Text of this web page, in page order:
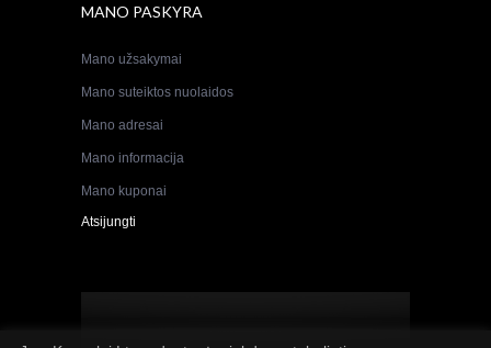
MANO PASKYRA
Mano užsakymai
Mano suteiktos nuolaidos
Mano adresai
Mano informacija
Mano kuponai
Atsijungti